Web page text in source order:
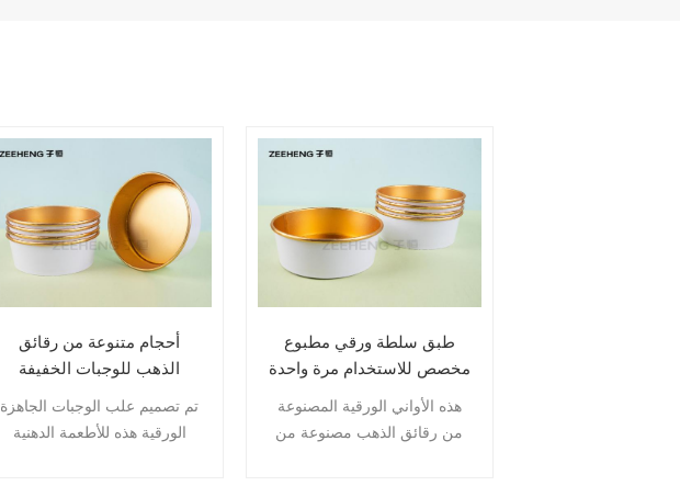
أحجام متنوعة من رقائق
الذهب للوجبات الخفيفة
تم تصميم علب الوجبات الجاهزة
الورقية هذه للأطعمة الدهنية
طبق سلطة ورقي مطبوع
مخصص للاستخدام مرة واحدة
36 أونصة مع غطاء
هذه الأواني الورقية المصنوعة
من رقائق الذهب مصنوعة من